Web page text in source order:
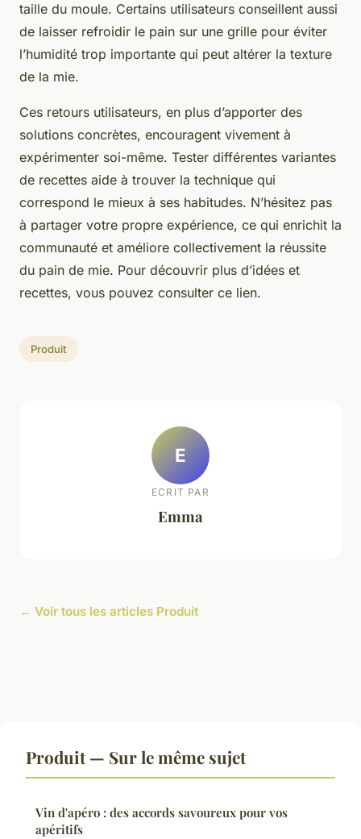
taille du moule. Certains utilisateurs conseillent aussi
de laisser refroidir le pain sur une grille pour éviter
l’humidité trop importante qui peut altérer la texture
de la mie.
Ces retours utilisateurs, en plus d’apporter des
solutions concrètes, encouragent vivement à
expérimenter soi-même. Tester différentes variantes
de recettes aide à trouver la technique qui
correspond le mieux à ses habitudes. N’hésitez pas
à partager votre propre expérience, ce qui enrichit la
communauté et améliore collectivement la réussite
du pain de mie. Pour découvrir plus d’idées et
recettes, vous pouvez consulter ce lien.
Produit
E
ECRIT PAR
Emma
← Voir tous les articles Produit
Produit — Sur le même sujet
Vin d'apéro : des accords savoureux pour vos
apéritifs